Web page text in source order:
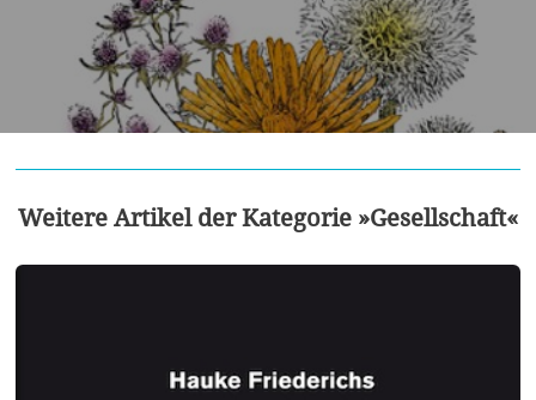
Weitere Artikel der Kategorie »Gesellschaft«